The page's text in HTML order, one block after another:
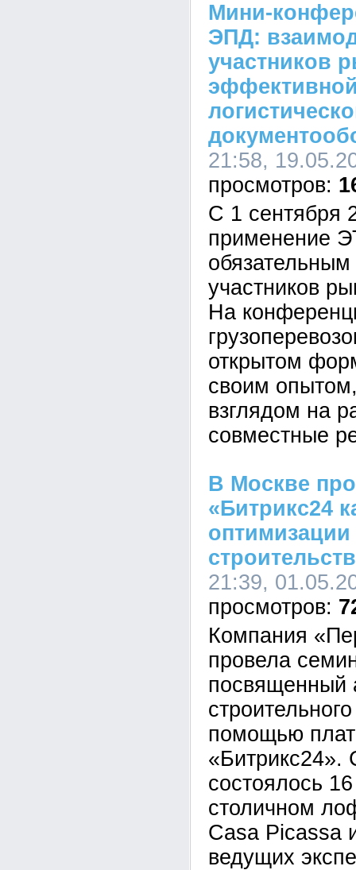
Мини-
ЭПД:
участников
21:58,
С 1 сентября
применение
участников
На
открытом
своим
взглядом на
совместные
В Москве
«Битрикс24
оптимизации
21:39,
Компания
провела
посвященный
помощью
«Битрикс24».
состоялось
столичном
Casa Picassa
ведущих